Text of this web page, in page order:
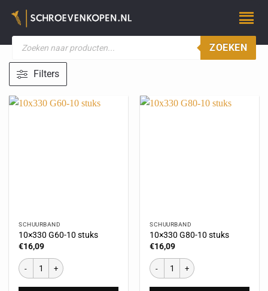
ZOEKEN
Filters
SCHUURBAND
10×330 G60-10 stuks
€16,09
SCHUURBAND
10×330 G80-10 stuks
€16,09